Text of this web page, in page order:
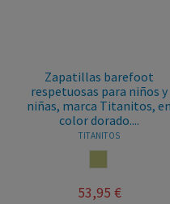
Zapatillas barefoot
respetuosas para niños y
niñas, marca Titanitos, en
color dorado....
TITANITOS
53,95 €